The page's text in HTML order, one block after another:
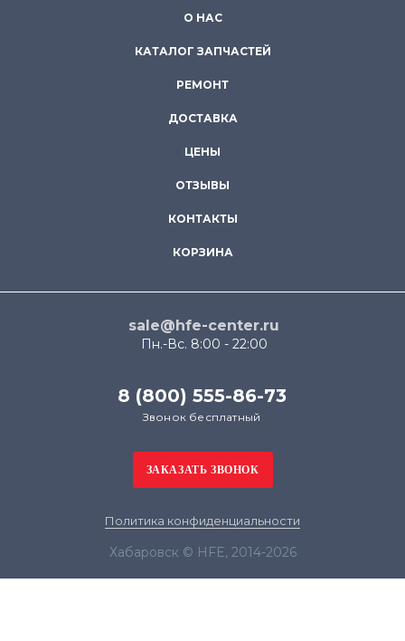
О НАС
КАТАЛОГ ЗАПЧАСТЕЙ
РЕМОНТ
ДОСТАВКА
ЦЕНЫ
ОТЗЫВЫ
КОНТАКТЫ
КОРЗИНА
sale@hfe-center.ru
Пн.-Вс. 8:00 - 22:00
8 (800) 555-86-73
Звонок бесплатный
Политика конфиденциальности
Хабаровск © HFE, 2014-2026